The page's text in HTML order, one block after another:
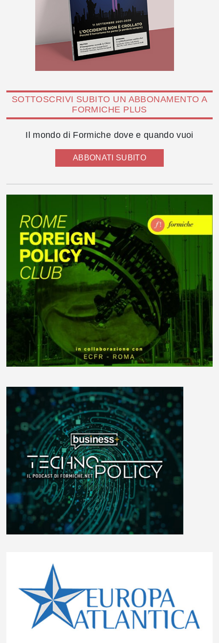
SOTTOSCRIVI SUBITO UN ABBONAMENTO A
FORMICHE PLUS
Il mondo di Formiche dove e quando vuoi
ABBONATI SUBITO